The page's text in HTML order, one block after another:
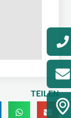
TEILEN